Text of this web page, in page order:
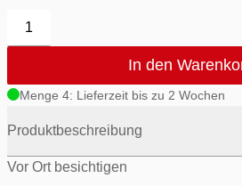
1
In den
Menge 4: Lieferzeit bis zu 2 Wochen
Produktbeschreibung
Vor Ort besichtigen